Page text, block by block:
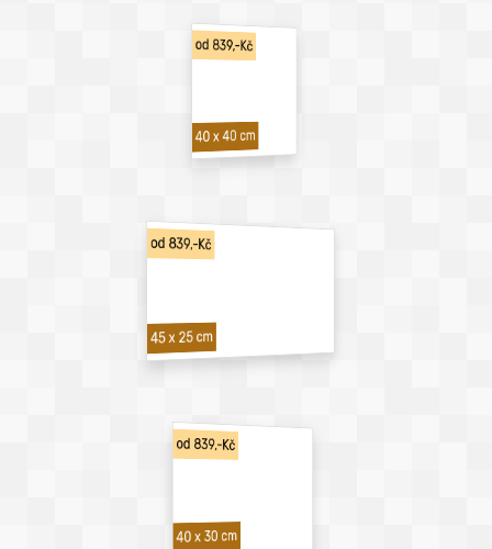
od 839,-Kč
40 x 40 cm
od 839,-Kč
45 x 25 cm
od 839,-Kč
40 x 30 cm